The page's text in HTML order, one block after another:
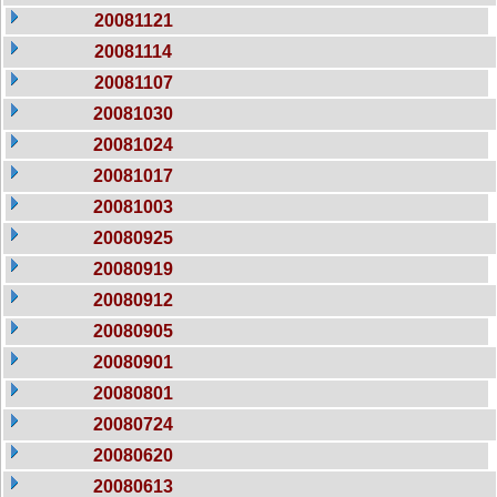
20081121
20081114
20081107
20081030
20081024
20081017
20081003
20080925
20080919
20080912
20080905
20080901
20080801
20080724
20080620
20080613